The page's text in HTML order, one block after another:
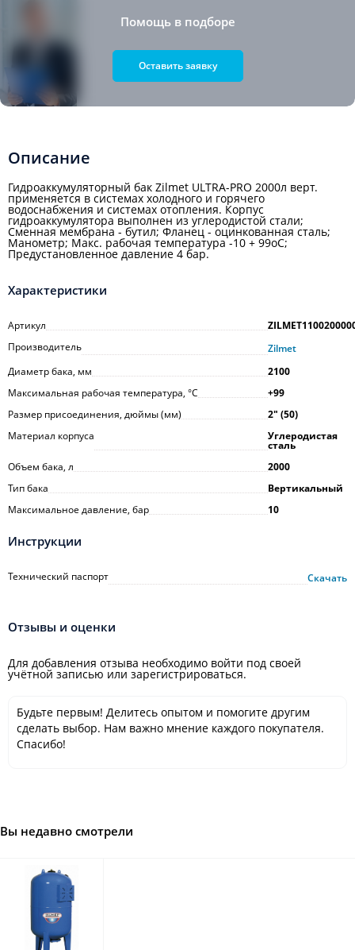
Помощь в подборе
Оставить заявку
Описание
Гидроаккумуляторный бак Zilmet ULTRA-PRO 2000л верт.
применяется в системах холодного и горячего
водоснабжения и системах отопления. Корпус
гидроаккумулятора выполнен из углеродистой стали;
Сменная мембрана - бутил; Фланец - оцинкованная сталь;
Манометр; Макс. рабочая температура -10 + 99оС;
Предустановленное давление 4 бар.
Характеристики
Артикул
Производитель
Zilmet
Диаметр бака, мм
2100
Максимальная рабочая температура, °С
+99
Размер присоединения, дюймы (мм)
2ʺ (50)
Материал корпуса
Углеродистая
сталь
Объем бака, л
2000
Тип бака
Вертикальный
Максимальное давление, бар
10
Инструкции
Технический паспорт Скачать
Отзывы и оценки
Для добавления отзыва необходимо войти под своей
учётной записью или зарегистрироваться.
Будьте первым! Делитесь опытом и помогите другим
сделать выбор. Нам важно мнение каждого покупателя.
Спасибо!
Вы недавно смотрели